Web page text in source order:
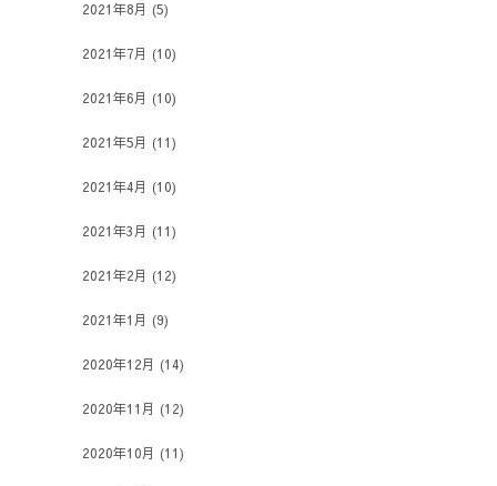
2021年8月 (5)
2021年7月 (10)
2021年6月 (10)
2021年5月 (11)
2021年4月 (10)
2021年3月 (11)
2021年2月 (12)
2021年1月 (9)
2020年12月 (14)
2020年11月 (12)
2020年10月 (11)